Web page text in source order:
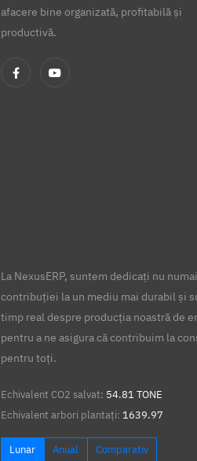
afacere bine organizată, profitabilă și
productivă.
La NexusERP, suntem dedicați nu
contribuției la un mediu mai durabil și
timp real despre producția noastră de
pentru a ne asigura că contribuim la
pentru toți.
Echivalent CO2 salvat: 54.81 TONE
Echivalent arbori plantați: 1639.97
Lunar Anual Comparativ